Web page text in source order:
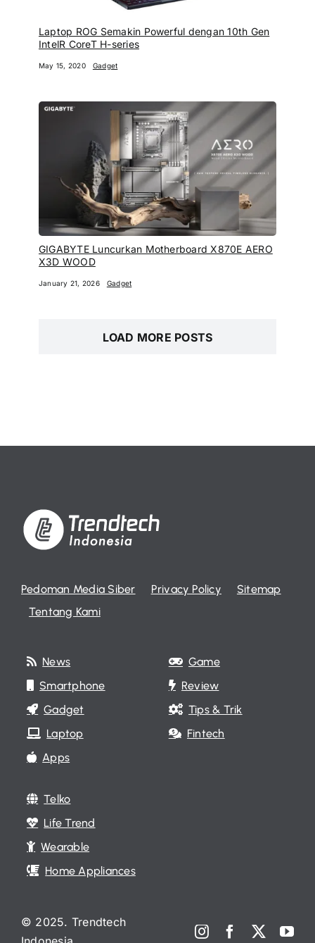
Laptop ROG Semakin Powerful dengan 10th Gen
IntelR CoreT H-series
May 15, 2020 Gadget
GIGABYTE Luncurkan Motherboard X870E AERO
X3D WOOD
January 21, 2026 Gadget
LOAD MORE POSTS
Pedoman Media Siber Privacy Policy
Sitemap
Tentang Kami
News
Smartphone
Gadget
Laptop
Apps
Game
Review
Tips & Trik
Fintech
Telko
Life Trend
Wearable
Home Appliances
© 2025. Trendtech